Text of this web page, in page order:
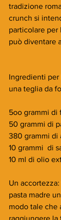
tradizione
crunch si
particolare per
può diventare
Ingredienti
una teglia da
5oo grammi di
50 grammi di
380 grammi di
10 grammi  di
10 ml di olio
Un
pasta madre
modo tale che